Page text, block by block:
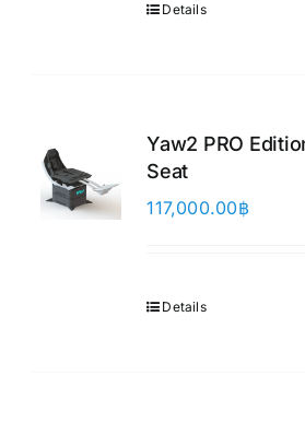
Details
Yaw2 PRO
Seat
117,000.00฿
Details